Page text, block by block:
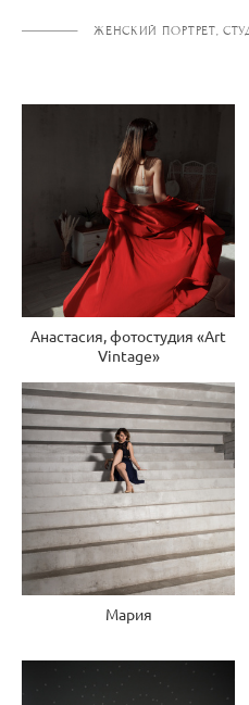
ЖЕНСКИЙ ПОРТРЕТ,
Анастасия, фотостудия «Art
Vintage»
Мария